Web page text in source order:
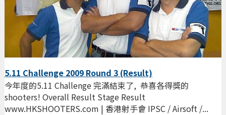
5.11 Challenge 2009 Round 3 (Result)
今年度的5.11 Challenge 完滿結束了, 恭喜各得獎的
shooters! Overall Result Stage Result
www.HKSHOOTERS.com | 香港射手會 IPSC / Airsoft /...